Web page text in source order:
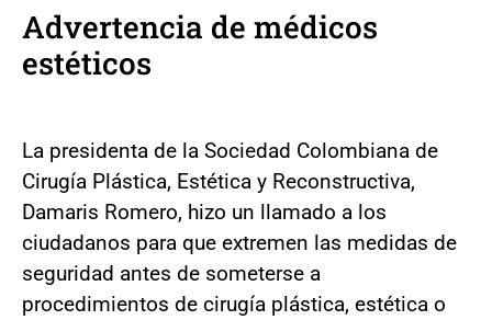
Advertencia de médicos
estéticos
La presidenta de la Sociedad Colombiana de
Cirugía Plástica, Estética y Reconstructiva,
Damaris Romero, hizo un llamado a los
ciudadanos para que extremen las medidas de
seguridad antes de someterse a
procedimientos de cirugía plástica, estética o